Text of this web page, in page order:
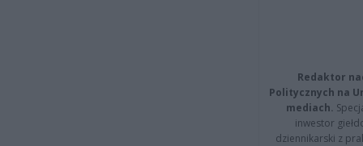
Redaktor
Politycznych na
mediach.
inwestor
dziennikarski z